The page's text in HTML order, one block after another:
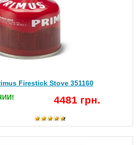
Firestick Stove 351160
4481 грн.